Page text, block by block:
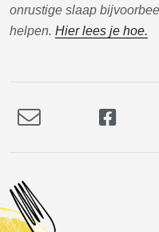
onrustige slaap
helpen. Hier lees je hoe.